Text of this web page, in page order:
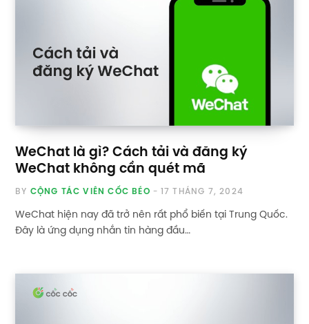
WeChat là gì? Cách tải và đăng ký
WeChat không cần quét mã
BY CỘNG TÁC VIÊN CỐC BÉO 17 THÁNG 7, 2024
WeChat hiện nay đã trở nên rất phổ biến tại Trung Quốc.
Đây là ứng dụng nhắn tin hàng đầu…